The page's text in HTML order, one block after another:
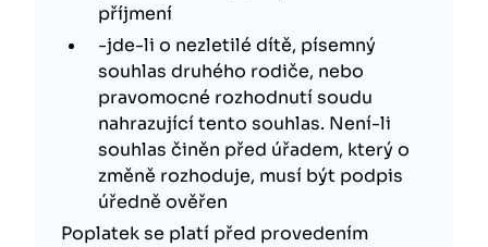
příjmení
-jde-li o nezletilé dítě, písemný
souhlas druhého rodiče, nebo
pravomocné rozhodnutí soudu
nahrazující tento souhlas. Není-li
souhlas činěn před úřadem, který o
změně rozhoduje, musí být podpis
úředně ověřen
Poplatek se platí před provedením